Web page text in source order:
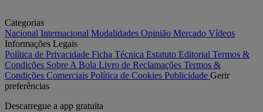
Categorias
Nacional Internacional Modalidades Opinião Mercado Vídeos
Informações Legais
Política de Privacidade Ficha Técnica Estatuto Editorial Termos &
Condições Sobre A Bola Livro de Reclamações Termos &
Condições Comerciais Política de Cookies Publicidade Gerir
preferências
Descarregue a app gratuita